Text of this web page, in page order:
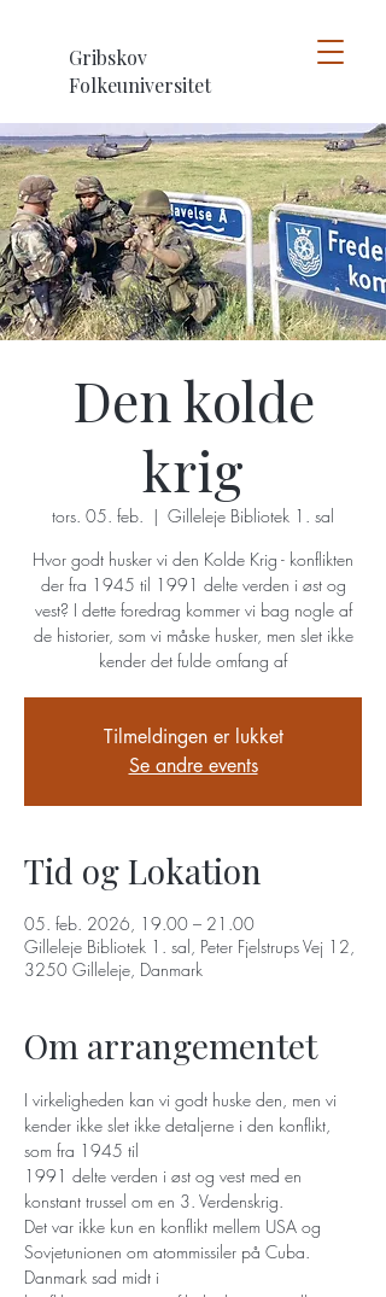
Gribskov
Folkeuniversitet
Den kolde
krig
tors. 05. feb.
  |
Gilleleje Bibliotek 1. sal
Hvor godt husker vi den Kolde Krig - konflikten
der fra 1945 til 1991 delte verden i øst og
vest? I dette foredrag kommer vi bag nogle af
de historier, som vi måske husker, men slet ikke
kender det fulde omfang af
Tilmeldingen er lukket
Se andre events
Tid og Lokation
05. feb. 2026, 19.00 – 21.00
Gilleleje Bibliotek 1. sal, Peter Fjelstrups Vej 12,
3250 Gilleleje, Danmark
Om arrangementet
I virkeligheden kan vi godt huske den, men vi
kender ikke slet ikke detaljerne i den konflikt,
som fra 1945 til
1991 delte verden i øst og vest med en
konstant trussel om en 3. Verdenskrig.
Det var ikke kun en konflikt mellem USA og
Sovjetunionen om atommissiler på Cuba.
Danmark sad midt i